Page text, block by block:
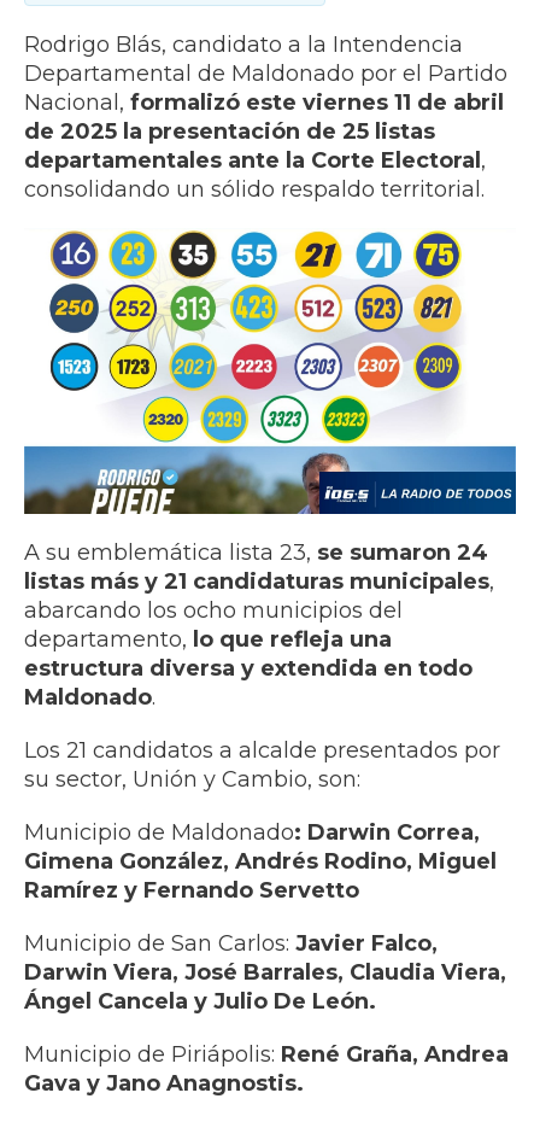
Rodrigo Blás, candidato a la Intendencia
Departamental de Maldonado por el Partido
Nacional, formalizó este viernes 11 de abril
de 2025 la presentación de 25 listas
departamentales ante la Corte Electoral,
consolidando un sólido respaldo territorial.
A su emblemática lista 23, se sumaron 24
listas más y 21 candidaturas municipales,
abarcando los ocho municipios del
departamento, lo que refleja una
estructura diversa y extendida en todo
Maldonado.
Los 21 candidatos a alcalde presentados por
su sector, Unión y Cambio, son:
Municipio de Maldonado: Darwin Correa,
Gimena González, Andrés Rodino, Miguel
Ramírez y Fernando Servetto
Municipio de San Carlos: Javier Falco,
Darwin Viera, José Barrales, Claudia Viera,
Ángel Cancela y Julio De León.
Municipio de Piriápolis: René Graña, Andrea
Gava y Jano Anagnostis.